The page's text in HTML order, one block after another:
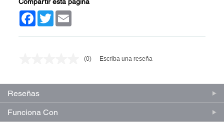
Facebook
Twitter
Sin
en
misma
(0) Escriba una reseña
Reseñas
Funciona Con